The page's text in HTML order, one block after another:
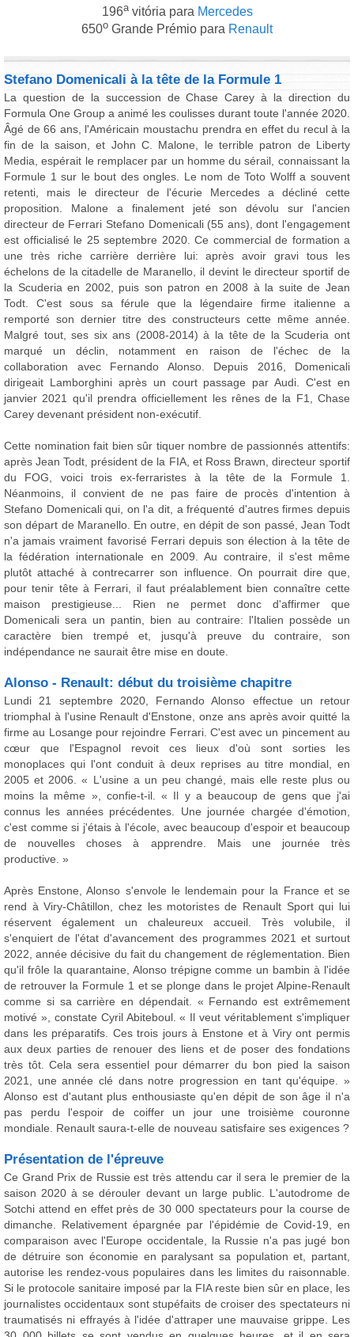
196avitória para Mercedes
650o Grande Prémio para Renault
Stefano Domenicali à la tête de la Formule 1
La question de la succession de Chase Carey à la direction du
Formula One Group a animé les coulisses durant toute l'année 2020.
Âgé de 66 ans, l'Américain moustachu prendra en effet du recul à la
fin de la saison, et John C. Malone, le terrible patron de Liberty
Media, espérait le remplacer par un homme du sérail, connaissant la
Formule 1 sur le bout des ongles. Le nom de Toto Wolff a souvent
retenti, mais le directeur de l'écurie Mercedes a décliné cette
proposition. Malone a finalement jeté son dévolu sur l'ancien
directeur de Ferrari Stefano Domenicali (55 ans), dont l'engagement
est officialisé le 25 septembre 2020. Ce commercial de formation a
une très riche carrière derrière lui: après avoir gravi tous les
échelons de la citadelle de Maranello, il devint le directeur sportif de
la Scuderia en 2002, puis son patron en 2008 à la suite de Jean
Todt. C'est sous sa férule que la légendaire firme italienne a
remporté son dernier titre des constructeurs cette même année.
Malgré tout, ses six ans (2008-2014) à la tête de la Scuderia ont
marqué un déclin, notamment en raison de l'échec de la
collaboration avec Fernando Alonso. Depuis 2016, Domenicali
dirigeait Lamborghini après un court passage par Audi. C'est en
janvier 2021 qu'il prendra officiellement les rênes de la F1, Chase
Carey devenant président non-exécutif.
Cette nomination fait bien sûr tiquer nombre de passionnés attentifs:
après Jean Todt, président de la FIA, et Ross Brawn, directeur sportif
du FOG, voici trois ex-ferraristes à la tête de la Formule 1.
Néanmoins, il convient de ne pas faire de procès d'intention à
Stefano Domenicali qui, on l'a dit, a fréquenté d'autres firmes depuis
son départ de Maranello. En outre, en dépit de son passé, Jean Todt
n'a jamais vraiment favorisé Ferrari depuis son élection à la tête de
la fédération internationale en 2009. Au contraire, il s'est même
plutôt attaché à contrecarrer son influence. On pourrait dire que,
pour tenir tête à Ferrari, il faut préalablement bien connaître cette
maison prestigieuse... Rien ne permet donc d'affirmer que
Domenicali sera un pantin, bien au contraire: l'Italien possède un
caractère bien trempé et, jusqu'à preuve du contraire, son
indépendance ne saurait être mise en doute.
Alonso - Renault: début du troisième chapitre
Lundi 21 septembre 2020, Fernando Alonso effectue un retour
triomphal à l'usine Renault d'Enstone, onze ans après avoir quitté la
firme au Losange pour rejoindre Ferrari. C'est avec un pincement au
cœur que l'Espagnol revoit ces lieux d'où sont sorties les
monoplaces qui l'ont conduit à deux reprises au titre mondial, en
2005 et 2006. « L'usine a un peu changé, mais elle reste plus ou
moins la même », confie-t-il. « Il y a beaucoup de gens que j'ai
connus les années précédentes. Une journée chargée d'émotion,
c'est comme si j'étais à l'école, avec beaucoup d'espoir et beaucoup
de nouvelles choses à apprendre. Mais une journée très
productive. »
Après Enstone, Alonso s'envole le lendemain pour la France et se
rend à Viry-Châtillon, chez les motoristes de Renault Sport qui lui
réservent également un chaleureux accueil. Très volubile, il
s'enquiert de l'état d'avancement des programmes 2021 et surtout
2022, année décisive du fait du changement de réglementation. Bien
qu'il frôle la quarantaine, Alonso trépigne comme un bambin à l'idée
de retrouver la Formule 1 et se plonge dans le projet Alpine-Renault
comme si sa carrière en dépendait. « Fernando est extrêmement
motivé », constate Cyril Abiteboul. « Il veut véritablement s'impliquer
dans les préparatifs. Ces trois jours à Enstone et à Viry ont permis
aux deux parties de renouer des liens et de poser des fondations
très tôt. Cela sera essentiel pour démarrer du bon pied la saison
2021, une année clé dans notre progression en tant qu'équipe. »
Alonso est d'autant plus enthousiaste qu'en dépit de son âge il n'a
pas perdu l'espoir de coiffer un jour une troisième couronne
mondiale. Renault saura-t-elle de nouveau satisfaire ses exigences ?
Présentation de l'épreuve
Ce Grand Prix de Russie est très attendu car il sera le premier de la
saison 2020 à se dérouler devant un large public. L'autodrome de
Sotchi attend en effet près de 30 000 spectateurs pour la course de
dimanche. Relativement épargnée par l'épidémie de Covid-19, en
comparaison avec l'Europe occidentale, la Russie n'a pas jugé bon
de détruire son économie en paralysant sa population et, partant,
autorise les rendez-vous populaires dans les limites du raisonnable.
Si le protocole sanitaire imposé par la FIA reste bien sûr en place, les
journalistes occidentaux sont stupéfaits de croiser des spectateurs ni
traumatisés ni effrayés à l'idée d'attraper une mauvaise grippe. Les